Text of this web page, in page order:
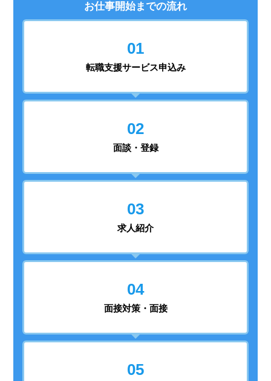
お仕事開始までの流れ
01
転職支援サービス申込み
02
面談・登録
03
求人紹介
04
面接対策・面接
05